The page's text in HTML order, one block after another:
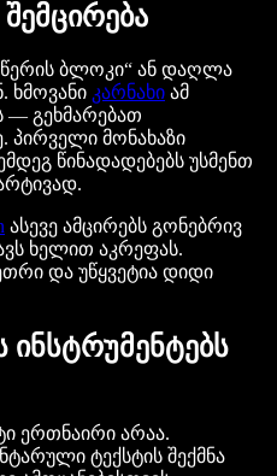
ბლოკი“ ან დაღლა
ხმოვანი კარნახი ამ
— გეხმარებათ
პირველი მონახაზი
წინადადებებს უსმენთ
ასევე ამცირებს გონებრივ
ხელით აკრეფას.
და უწყვეტია დიდი
ინსტრუმენტებს
ერთნაირი არაა.
ტექსტის შექმნა